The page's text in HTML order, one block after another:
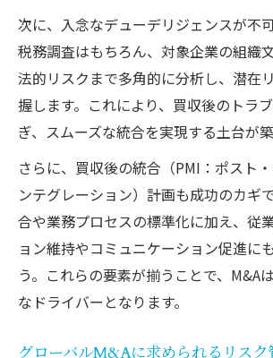
M&Aで得られる技術・ノウ
性
なぜ海外企業買収が企業成
か
クロスボーダーM&Aの本質と対応
クロスボーダーM&Aが直面
の工夫
M&A実務で不可欠なリスク
海外企業買収成功に導く現
文化・法制度の違いを乗り越
次に、入念なデューデリジェンスが不
税務調査はもちろん、対象企業の組織
法的リスクまで多角的に分析し、潜在
握します。これにより、買収後のトラ
ぎ、スムーズな統合を実現する土台が築
さらに、買収後の統合（PMI：ポスト
ンテグレーション）計画も成功のカギ
合や業務プロセスの標準化に加え、従
ョン維持やコミュニケーション促進に
う。これらの要素が揃うことで、M&A
なドライバーとなります。
グローバルM&Aに求められるリスク